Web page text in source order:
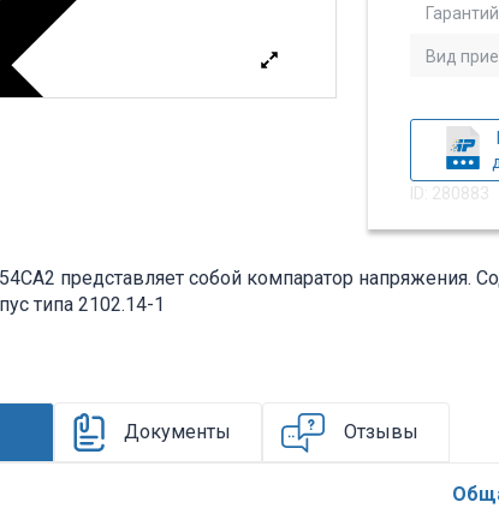
Вид
ID: 280883
представляет собой компаратор напряжения.
типа 2102.14-1
Документы Отзывы